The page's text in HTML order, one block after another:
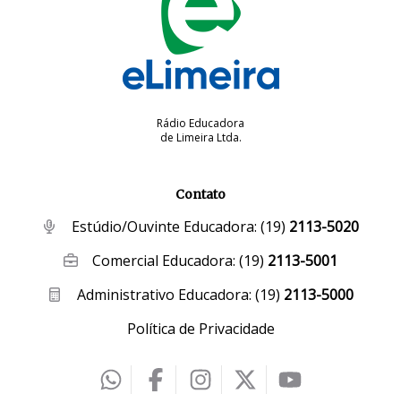
Rádio Educadora
de Limeira Ltda.
Contato
Estúdio/Ouvinte Educadora: (19) 2113-5020
Comercial Educadora:(19) 2113-5001
Administrativo Educadora: (19) 2113-5000
Política de Privacidade